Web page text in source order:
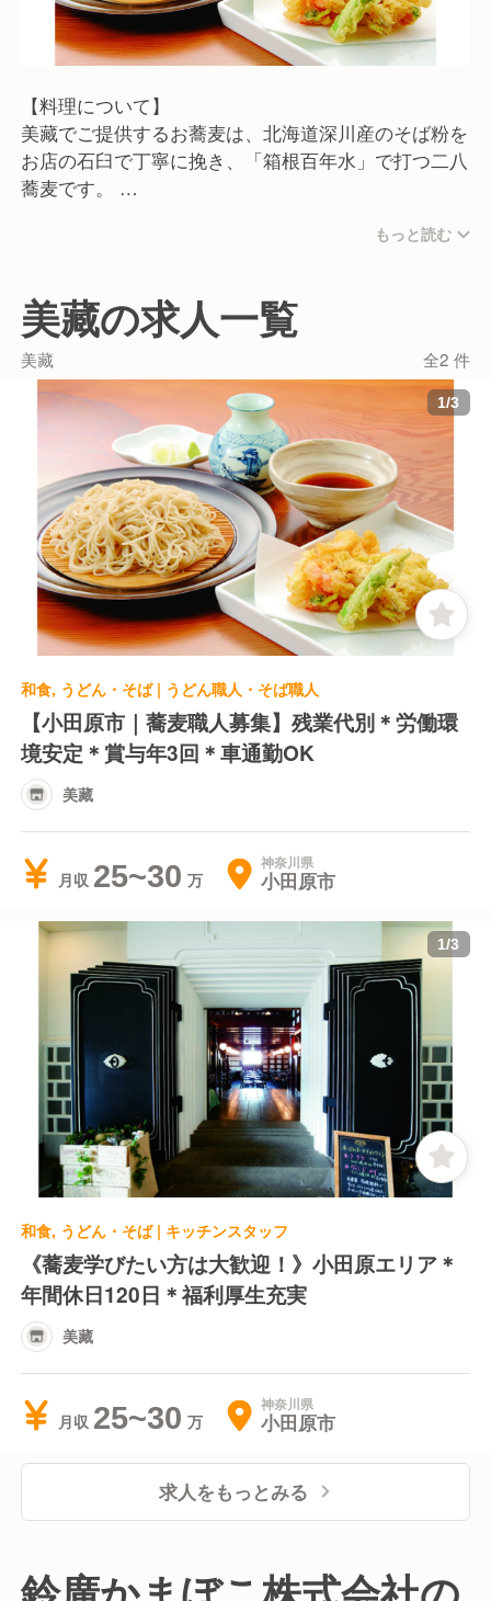
【料理について】
美藏でご提供するお蕎麦は、北海道深川産のそば粉を
お店の石臼で丁寧に挽き、「箱根百年水」で打つ二八
蕎麦です。
ように、グランドメニューに加えて月替わりのそばも
用意しています。
そのほかにも看板メニューとして、厚さ5センチの豪
華な「かまぼこかき揚げ」があります。
自社のかまぼこを贅沢に使い、均等に揚げ上げるこの
一品は、多くのお客様に愛されています。
【育成に注力しています】
現在、当店のそば職人・調理スタッフはベテランが中
心となっています。
お店を続けていくためはもちろんのこと、日本食の代
表である「蕎麦」の技術と文化をこれからも守り伝え
ていくために、職人の育成に力を入れています。
先輩から直接技術を学べる環境が整っており、そばに
情熱を持った方にとって、これ以上ない修行の場とな
っています。
蕎麦に興味のある方や、やってみたい方は是非！
もっと読む
美藏の求人一覧
美藏 全2 件
1/3
和食, うどん・そば | うどん職人・そば職人
【小田原市｜蕎麦職人募集】残業代別＊労働環
境安定＊賞与年3回＊車通勤OK
美藏
月収 25~30 神奈川県
小田原市
1/3
和食, うどん・そば | キッチンスタッフ
《蕎麦学びたい方は大歓迎！》小田原エリア＊
年間休日120日＊福利厚生充実
美藏
月収 25~30 神奈川県
小田原市
求人をもっとみる